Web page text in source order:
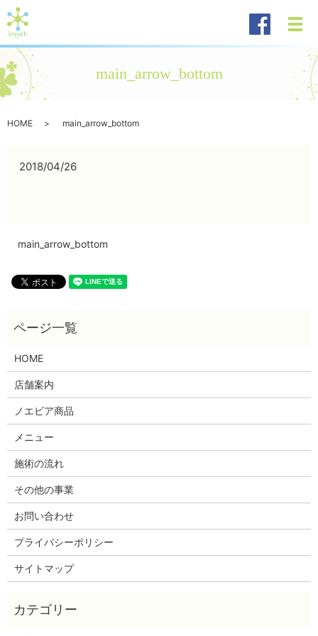
メ
main_arrow_bottom
HOME main_arrow_bottom
2018/04/26
main_arrow_bottom
HOME
店舗案内
ノエビア商品
メニュー
施術の流れ
その他の事業
お問い合わせ
プライバシーポリシー
サイトマップ